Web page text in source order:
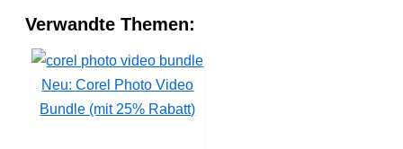
Verwandte Themen:
Neu: Corel Photo Video
Bundle (mit 25% Rabatt)